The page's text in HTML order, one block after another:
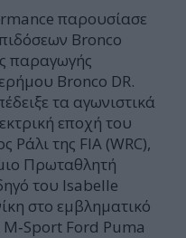
παρουσίασε
Bronco
παραγωγής
Bronco DR.
τα αγωνιστικά
εποχή του
της FIA (WRC),
Πρωταθλητή
του Isabelle
στο εμβληματικό
Ford Puma